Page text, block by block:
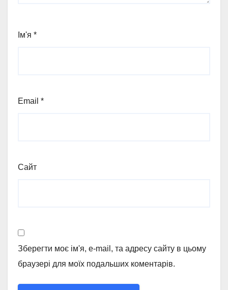
Ім'я *
Email *
Сайт
Зберегти моє ім'я, e-mail, та адресу сайту в цьому
браузері для моїх подальших коментарів.